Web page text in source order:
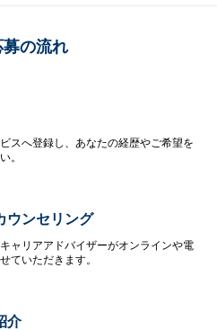
募の流れ
スへ登録し、あなたの経歴やご希望を
。
ウンセリング
ャリアアドバイザーがオンラインや電
ていただきます。
介